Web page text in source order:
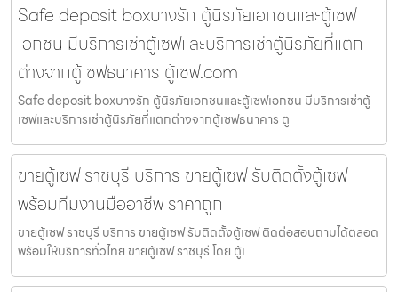
Safe deposit boxบางรัก ตู้นิรภัยเอกชนและตู้เซฟ
เอกชน มีบริการเช่าตู้เซฟและบริการเช่าตู้นิรภัยที่แตก
ต่างจากตู้เซฟธนาคาร ตู้เซฟ.com
Safe deposit boxบางรัก ตู้นิรภัยเอกชนและตู้เซฟเอกชน มีบริการเช่าตู้
เซฟและบริการเช่าตู้นิรภัยที่แตกต่างจากตู้เซฟธนาคาร ตู
ขายตู้เซฟ ราชบุรี บริการ ขายตู้เซฟ รับติดตั้งตู้เซฟ
พร้อมทีมงานมืออาชีพ ราคาถูก
ขายตู้เซฟ ราชบุรี บริการ ขายตู้เซฟ รับติดตั้งตู้เซฟ ติดต่อสอบถามได้ตลอด
พร้อมให้บริการทั่วไทย ขายตู้เซฟ ราชบุรี โดย ตู้เ